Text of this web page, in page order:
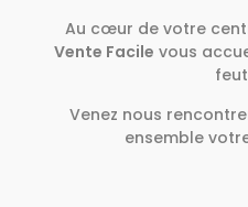
Au cœur de votre
Vente Facile vous
Venez nous
ensemble